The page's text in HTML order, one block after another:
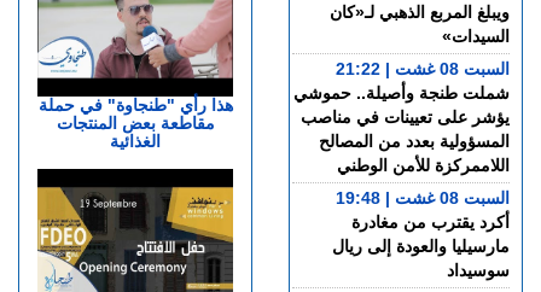
هذا رأي "طنجاوة" في حملة
مقاطعة بعض المنتجات
الغذائية
ويبلغ المربع الذهبي لـ«كان
السيدات»
السبت 08 غشت | 21:22
شملت طنجة وأصيلة.. حموشي
يؤشر على تعيينات في مناصب
المسؤولية بعدد من المصالح
اللاممركزة للأمن الوطني
السبت 08 غشت | 19:48
أكرد يقترب من مغادرة
مارسيليا والعودة إلى ريال
سوسيداد